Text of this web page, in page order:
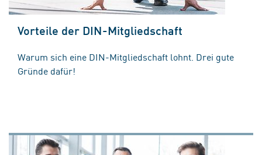
Vorteile der DIN-Mitgliedschaft
Warum sich eine DIN-Mitgliedschaft lohnt. Drei gute
Gründe dafür!